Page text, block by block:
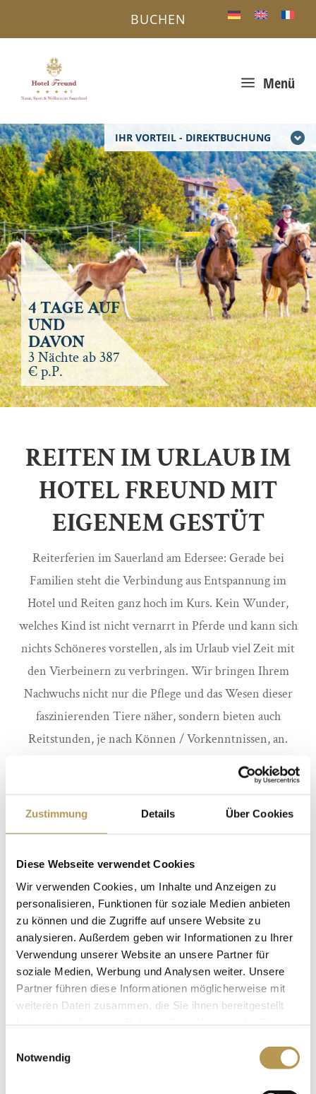
Zustimmung Details Über Cookies
Diese Webseite verwendet Cookies
Wir verwenden Cookies, um Inhalte und Anzeigen zu
personalisieren, Funktionen für soziale Medien anbieten
zu können und die Zugriffe auf unsere Website zu
analysieren. Außerdem geben wir Informationen zu Ihrer
Verwendung unserer Website an unsere Partner für
soziale Medien, Werbung und Analysen weiter. Unsere
Partner führen diese Informationen möglicherweise mit
weiteren Daten zusammen, die Sie ihnen bereitgestellt
Notwendig
IHR VORTEIL - DIREKTBUCHUNG
a Menü
BUCHEN
4 TAGE AUF
UND
DAVON
3 Nächte ab 387
€ p.P.
REITEN IM URLAUB IM
HOTEL FREUND MIT
EIGENEM GESTÜT
Reiterferien im Sauerland am Edersee: Gerade bei
Familien steht die Verbindung aus Entspannung im
Hotel und Reiten ganz hoch im Kurs. Kein Wunder,
welches Kind ist nicht vernarrt in Pferde und kann sich
nichts Schöneres vorstellen, als im Urlaub viel Zeit mit
den Vierbeinern zu verbringen. Wir bringen Ihrem
Nachwuchs nicht nur die Pflege und das Wesen dieser
faszinierenden Tiere näher, sondern bieten auch
Reitstunden, je nach Können / Vorkenntnissen, an.
Schauen Sie gern dabei zu. Aber wenn Sie mögen, lassen
Sie Ihr Kind in unserem Hotel einfach reiten, während
Sie sich eine Massage gönnen. Bitte denken Sie an Ihre
Reiterausrüstung, da diese nicht zum Verleih bereitsteht.
URLAUB MIT DEM